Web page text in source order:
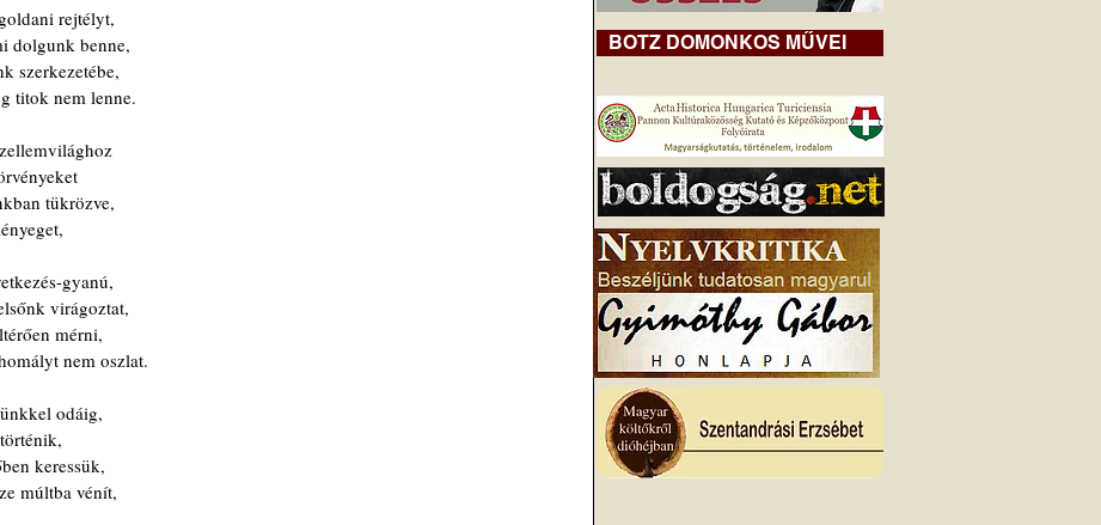
rejtélyt,
dolgunk benne,
szerkezetébe,
titok nem lenne.
tükrözve,
gyanú,
virágoztat,
mérni,
nem oszlat.
odáig,
keressük,
múltba vénít,
BOTZ DOMONKOS MŰVEI